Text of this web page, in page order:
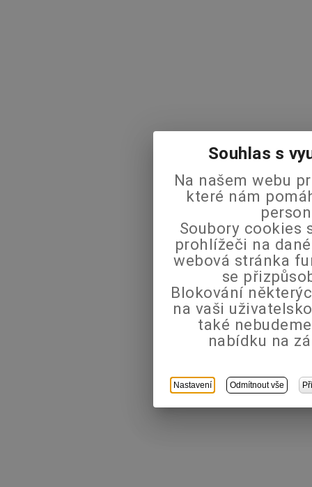
Souhlas s
Na našem webu
které nám
Soubory cookies
prohlížeči na
webová stránka
se
Blokování
na vaši
také
nabídku na
Nastavení Odmítnout vše